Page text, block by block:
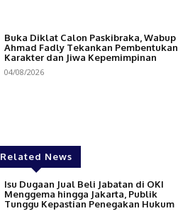
Buka Diklat Calon Paskibraka, Wabup
Ahmad Fadly Tekankan Pembentukan
Karakter dan Jiwa Kepemimpinan
04/08/2026
Related News
Isu Dugaan Jual Beli Jabatan di OKI
Menggema hingga Jakarta, Publik
Tunggu Kepastian Penegakan Hukum